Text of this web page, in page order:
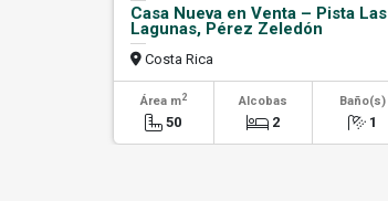
Casa Nueva en Venta – Pista Las
Lagunas, Pérez Zeledón
Costa Rica
Área m2
50
Alcobas
2
Baño(s)
1